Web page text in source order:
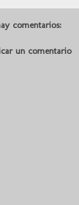
comentarios:
un comentario